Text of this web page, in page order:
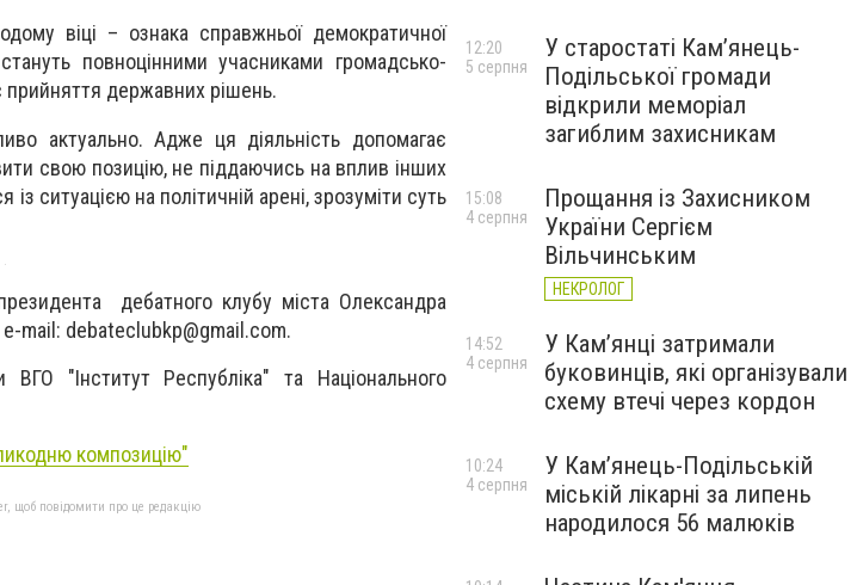
віці – ознака справжньої демократичної
повноцінними учасниками громадсько-
прийняття державних рішень.
актуально. Адже ця діяльність допомагає
свою позицію, не піддаючись на вплив інших
ситуацією на політичній арені, зрозуміти суть
дебатного клубу міста Олександра
mail: debateclubkp@gmail.com.
"Інститут Республіка" та Національного
композицію"
щоб повідомити про це редакцію
У старостаті Кам’янець-
Подільської громади
відкрили меморіал
загиблим захисникам
12:20
5 серпня
Прощання із Захисником
України Сергієм
Вільчинським
НЕКРОЛОГ
15:08
4 серпня
У Кам’янці затримали
буковинців, які організували
схему втечі через кордон
14:52
4 серпня
У Кам’янець-Подільській
міській лікарні за липень
народилося 56 малюків
10:24
4 серпня